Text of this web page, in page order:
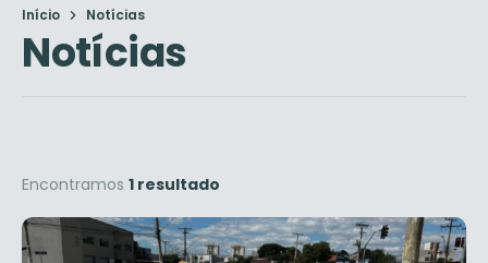
Início Notícias
Notícias
Encontramos 1 resultado